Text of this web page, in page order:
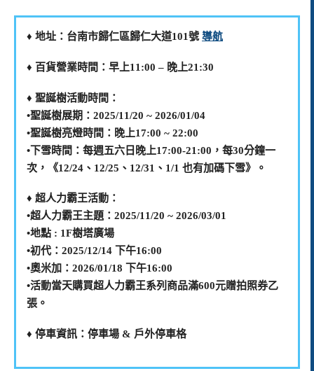
♦️ 地址：台南市歸仁區歸仁大道101號 導航
♦️ 百貨營業時間：早上11:00 – 晚上21:30
♦️ 聖誕樹活動時間：
•聖誕樹展期：2025/11/20 ~ 2026/01/04
•聖誕樹亮燈時間：晚上17:00 ~ 22:00
•下雪時間：每週五六日晚上17:00-21:00，每30分鐘一
次，《12/24、12/25、12/31、1/1 也有加碼下雪》。
♦️ 超人力霸王活動：
•超人力霸王主題：2025/11/20 ~ 2026/03/01
•地點 : 1F樹塔廣場
•初代：2025/12/14 下午16:00
•奧米加：2026/01/18 下午16:00
•活動當天購買超人力霸王系列商品滿600元贈拍照券乙
張。
♦️ 停車資訊：停車場 & 戶外停車格